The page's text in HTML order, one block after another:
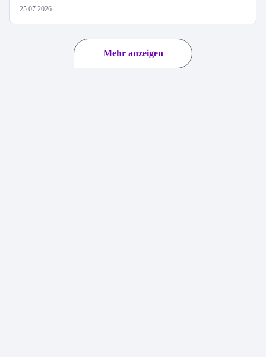
25.07.2026
Mehr anzeigen